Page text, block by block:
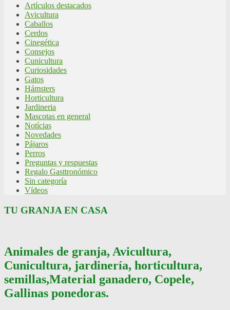
Artículos destacados
Avicultura
Caballos
Cerdos
Cinegética
Consejos
Cunicultura
Curiosidades
Gatos
Hámsters
Horticultura
Jardineria
Mascotas en general
Notícias
Novedades
Pájaros
Perros
Preguntas y respuestas
Regalo Gasttronómico
Sin categoría
Vídeos
TU GRANJA EN CASA
Animales de granja, Avicultura,
Cunicultura, jardinería, horticultura,
semillas,Material ganadero, Copele,
Gallinas ponedoras.